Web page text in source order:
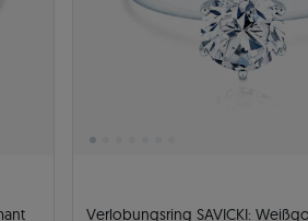
Verlobungsring SAVICKI: